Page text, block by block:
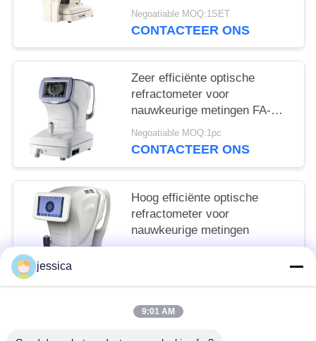
Keratometer HD Capacitief
touchscreen GR(K)8930XD
Negoatiable MOQ:1SET
CONTACTEER ONS
Zeer efficiënte optische
refractometer voor
nauwkeurige metingen FA-
6100C XINYUAN merk
Negoatiable MOQ:1pc
CONTACTEER ONS
Hoog efficiënte optische
refractometer voor
nauwkeurige metingen
jessica
9:01 AM